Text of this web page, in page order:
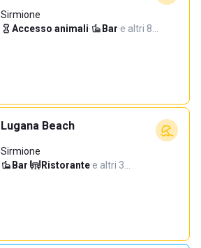
Sirmione
Accesso animali· Bar·e altri 8…
Lugana Beach
Sirmione
Bar· Ristorante·e altri 3…